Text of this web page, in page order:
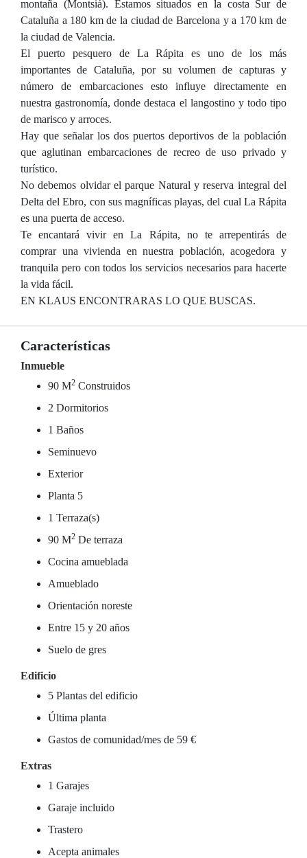
montaña (Montsiá). Estamos situados en la costa Sur de
Cataluña a 180 km de la ciudad de Barcelona y a 170 km de
la ciudad de Valencia.
El puerto pesquero de La Rápita es uno de los más
importantes de Cataluña, por su volumen de capturas y
número de embarcaciones esto influye directamente en
nuestra gastronomía, donde destaca el langostino y todo tipo
de marisco y arroces.
Hay que señalar los dos puertos deportivos de la población
que aglutinan embarcaciones de recreo de uso privado y
turístico.
No debemos olvidar el parque Natural y reserva integral del
Delta del Ebro, con sus magníficas playas, del cual La Rápita
es una puerta de acceso.
Te encantará vivir en La Rápita, no te arrepentirás de
comprar una vivienda en nuestra población, acogedora y
tranquila pero con todos los servicios necesarios para hacerte
la vida fácil.
EN KLAUS ENCONTRARAS LO QUE BUSCAS.
Características
Inmueble
90 M2 Construidos
2 Dormitorios
1 Baños
Seminuevo
Exterior
Planta 5
1 Terraza(s)
90 M2 De terraza
Cocina amueblada
Amueblado
Orientación noreste
Entre 15 y 20 años
Suelo de gres
Edificio
5 Plantas del edificio
Última planta
Gastos de comunidad/mes de 59 €
Extras
1 Garajes
Garaje incluido
Trastero
Acepta animales